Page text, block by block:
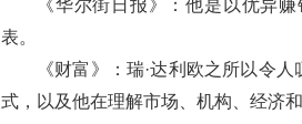
《华尔街日报》：他是以优异
表。
《财富》：瑞·达利欧之所以令
式，以及他在理解市场、机构、经济